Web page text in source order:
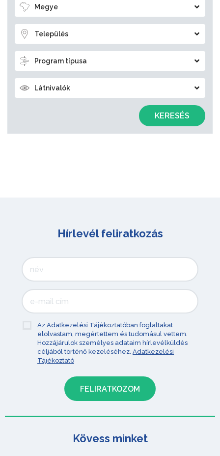
Megye
Település
Program típusa
Látnivalók
KERESÉS
Hírlevél feliratkozás
Az Adatkezelési Tájékoztatóban foglaltakat
elolvastam, megértettem és tudomásul vettem.
Hozzájárulok személyes adataim hírlevélküldés
céljából történő kezeléséhez. Adatkezelési
Tájékoztató
Kövess minket